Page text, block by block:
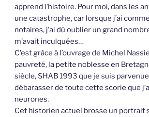
apprend l’histoire. Pour moi, dans les
une catastrophe, car lorsque j’ai
notaires, j’ai dû oublier un grand
m’avait inculquées…
C’est grâce à l’ouvrage de Michel
pauvreté, la petite noblesse en
siècle, SHAB 1993 que je suis
débarasser de toute cette scorie que
neurones.
Cet historien actuel brosse un portrait